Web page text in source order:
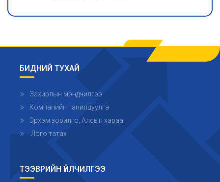
БИДНИЙ ТУХАЙ
Захирлын мэндчилгээ
Компанийн танилцуулга
Эрхэм зорилго, Алсын хараа
Лого татах
ТЭЭВРИЙН ҮЙЛЧИЛГЭЭ